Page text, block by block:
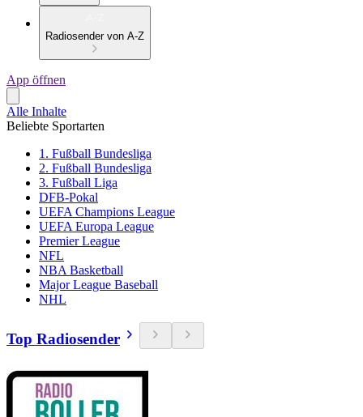
Radiosender von A-Z
App öffnen
Alle Inhalte
Beliebte Sportarten
1. Fußball Bundesliga
2. Fußball Bundesliga
3. Fußball Liga
DFB-Pokal
UEFA Champions League
UEFA Europa League
Premier League
NFL
NBA Basketball
Major League Baseball
NHL
Top Radiosender